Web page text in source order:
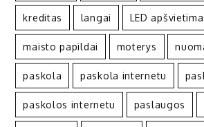
kreditas langai LED
maisto papildai moterys
paskola paskola internetu
paskolos internetu paslaugos